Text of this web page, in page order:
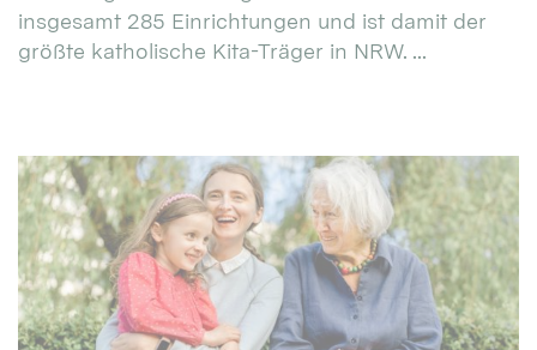
insgesamt 285 Einrichtungen und ist damit der
größte katholische Kita-Träger in NRW. ...